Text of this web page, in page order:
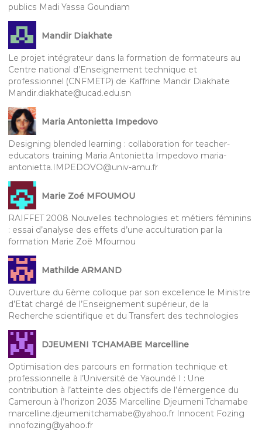
publics Madi Yassa Goundiam
Mandir Diakhate
Le projet intégrateur dans la formation de formateurs au
Centre national d’Enseignement technique et
professionnel (CNFMETP) de Kaffrine Mandir Diakhate
Mandir.diakhate@ucad.edu.sn
Maria Antonietta Impedovo
Designing blended learning : collaboration for teacher-
educators training Maria Antonietta Impedovo maria-
antonietta.IMPEDOVO@univ-amu.fr
Marie Zoé MFOUMOU
RAIFFET 2008 Nouvelles technologies et métiers féminins
: essai d’analyse des effets d’une acculturation par la
formation Marie Zoë Mfoumou
Mathilde ARMAND
Ouverture du 6ème colloque par son excellence le Ministre
d’Etat chargé de l’Enseignement supérieur, de la
Recherche scientifique et du Transfert des technologies
DJEUMENI TCHAMABE Marcelline
Optimisation des parcours en formation technique et
professionnelle à l’Université de Yaoundé I : Une
contribution à l’atteinte des objectifs de l’émergence du
Cameroun à l’horizon 2035 Marcelline Djeumeni Tchamabe
marcelline.djeumenitchamabe@yahoo.fr Innocent Fozing
innofozing@yahoo.fr